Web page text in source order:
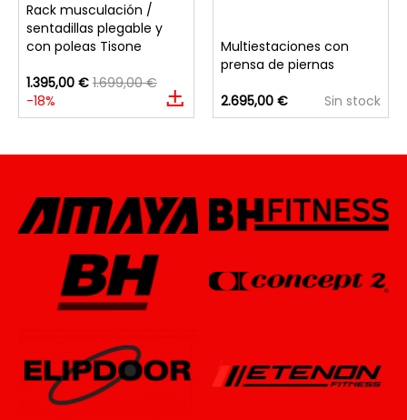
Rack musculación /
sentadillas plegable y
con poleas Tisone
1.395,00 € 1.699,00 €
-18%
Multiestaciones con
prensa de piernas
2.695,00 €
Sin stock